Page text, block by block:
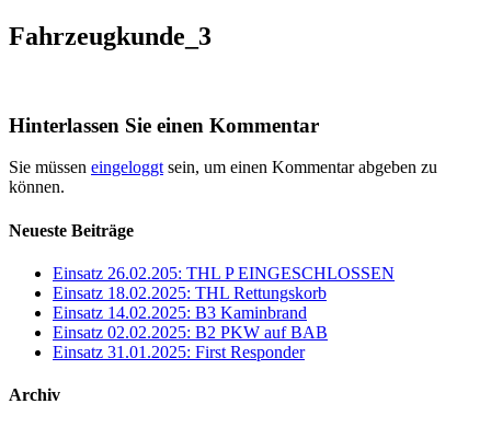
Fahrzeugkunde_3
Hinterlassen Sie einen Kommentar
Sie müssen eingeloggt sein, um einen Kommentar abgeben zu
können.
Neueste Beiträge
Einsatz 26.02.205: THL P EINGESCHLOSSEN
Einsatz 18.02.2025: THL Rettungskorb
Einsatz 14.02.2025: B3 Kaminbrand
Einsatz 02.02.2025: B2 PKW auf BAB
Einsatz 31.01.2025: First Responder
Archiv